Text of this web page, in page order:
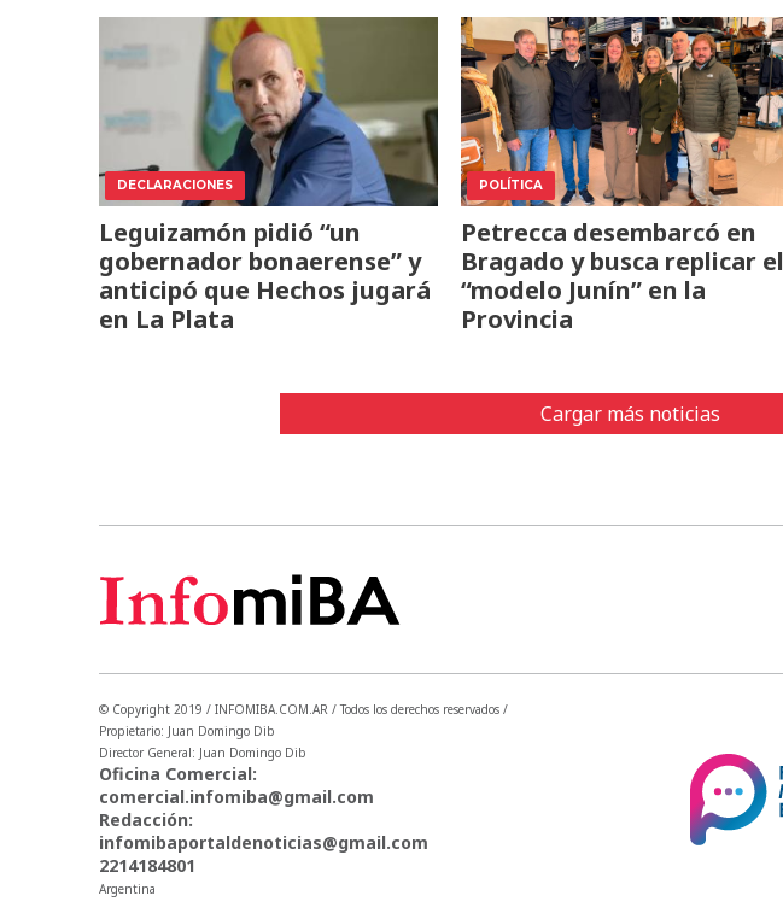
DECLARACIONES
Leguizamón pidió “un
gobernador bonaerense” y
anticipó que Hechos jugará
en La Plata
POLÍTICA
Petrecca desembarcó en
Bragado y busca replicar el
“modelo Junín” en la
Provincia
Cargar más noticias
© Copyright 2019 / INFOMIBA.COM.AR / Todos los derechos reservados /
Propietario: Juan Domingo Dib
Director General: Juan Domingo Dib
Oficina Comercial:
comercial.infomiba@gmail.com
Redacción:
infomibaportaldenoticias@gmail.com
2214184801
Argentina